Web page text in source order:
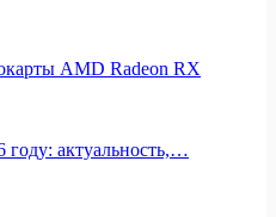
AMD Radeon RX
году: актуальность,…